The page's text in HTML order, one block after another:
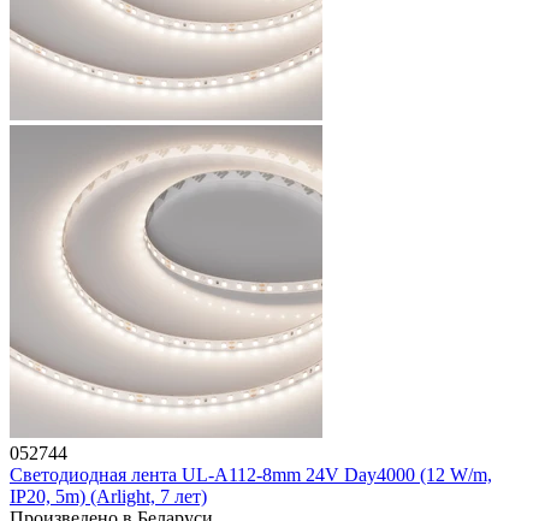
052744
Светодиодная лента UL-A112-8mm 24V Day4000 (12 W/m,
IP20, 5m) (Arlight, 7 лет)